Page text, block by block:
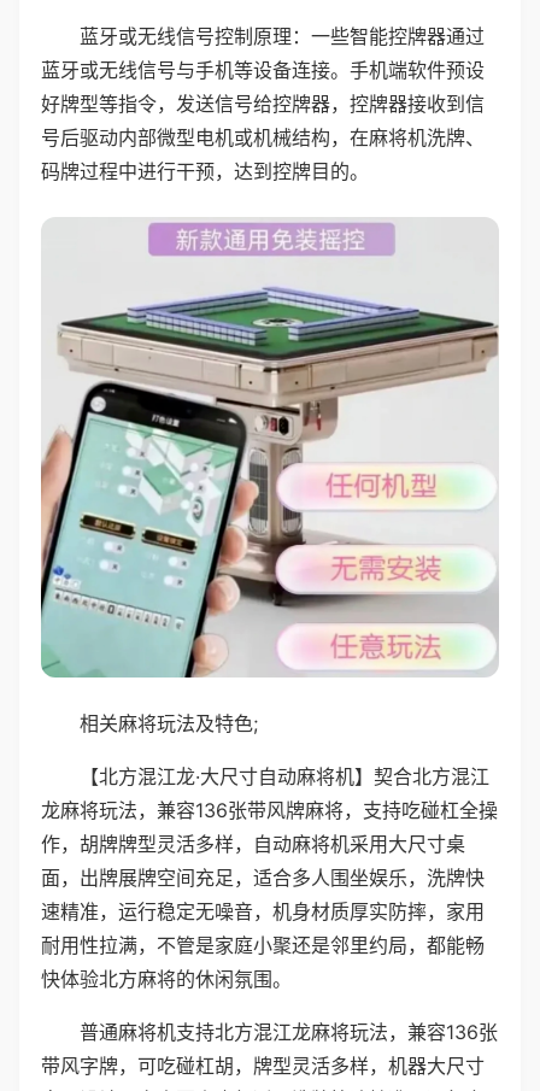
蓝牙或无线信号控制原理：一些智能控牌器通过
蓝牙或无线信号与手机等设备连接。手机端软件预设
好牌型等指令，发送信号给控牌器，控牌器接收到信
号后驱动内部微型电机或机械结构，在麻将机洗牌、
码牌过程中进行干预，达到控牌目的。
相关麻将玩法及特色;
【北方混江龙·大尺寸自动麻将机】契合北方混江
龙麻将玩法，兼容136张带风牌麻将，支持吃碰杠全操
作，胡牌牌型灵活多样，自动麻将机采用大尺寸桌
面，出牌展牌空间充足，适合多人围坐娱乐，洗牌快
速精准，运行稳定无噪音，机身材质厚实防摔，家用
耐用性拉满，不管是家庭小聚还是邻里约局，都能畅
快体验北方麻将的休闲氛围。
普通麻将机支持北方混江龙麻将玩法，兼容136张
带风字牌，可吃碰杠胡，牌型灵活多样，机器大尺寸